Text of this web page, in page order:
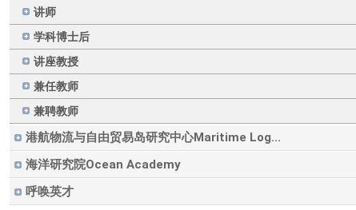
讲师
学科博士后
讲座教授
兼任教师
兼聘教师
港航物流与自由贸易岛研究中心Maritime Log...
海洋研究院Ocean Academy
呼唤英才